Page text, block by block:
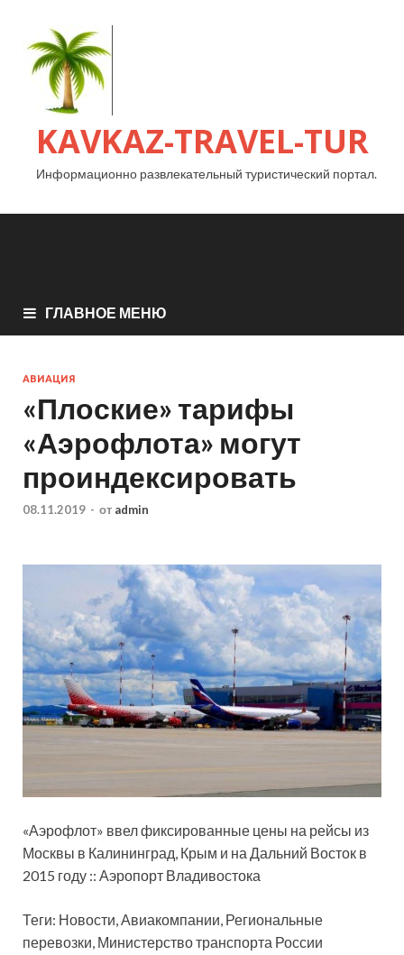
KAVKAZ-TRAVEL-TUR
Информационно развлекательный туристический портал.
ГЛАВНОЕ МЕНЮ
АВИАЦИЯ
«Плоские» тарифы
«Аэрофлота» могут
проиндексировать
08.11.2019 - от admin
«Аэрофлот» ввел фиксированные цены на рейсы из
Москвы в Калининград, Крым и на Дальний Восток в
2015 году :: Аэропорт Владивостока
Теги: Новости, Авиакомпании, Региональные
перевозки, Министерство транспорта России